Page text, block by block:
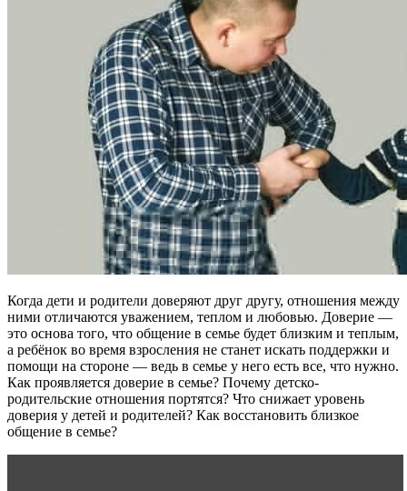
Когда дети и родители доверяют друг другу, отношения между
ними отличаются уважением, теплом и любовью. Доверие —
это основа того, что общение в семье будет близким и теплым,
а ребёнок во время взросления не станет искать поддержки и
помощи на стороне — ведь в семье у него есть все, что нужно.
Как проявляется доверие в семье? Почему детско-
родительские отношения портятся? Что снижает уровень
доверия у детей и родителей? Как восстановить близкое
общение в семье?